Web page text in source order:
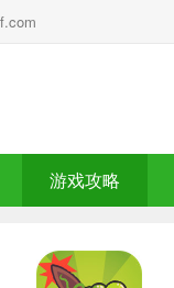
游戏攻略